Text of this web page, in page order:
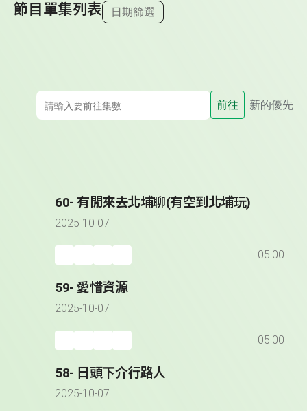
節目單集列表 日期篩選
前往 新的優先
60- 有閒來去北埔聊(有空到北埔玩)
2025-10-07
05:00
59- 愛惜資源
2025-10-07
05:00
58- 日頭下介行路人
2025-10-07